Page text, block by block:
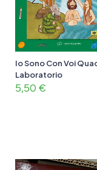
Io Sono Con Voi
Laboratorio
5,50 €